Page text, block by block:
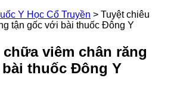
Y Học Cổ Truyền > Tuyệt chiêu
tận gốc với bài thuốc Đông Y
viêm chân răng
thuốc Đông Y